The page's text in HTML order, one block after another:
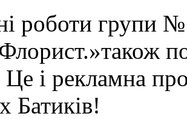
роботи групи
і рекламна
Батиків!